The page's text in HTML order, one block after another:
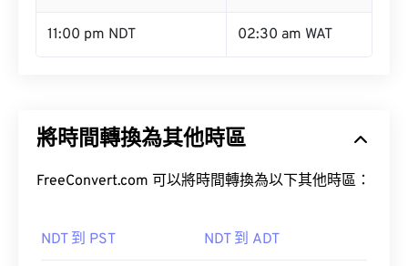
11:00 pm NDT 02:30 am WAT
將時間轉換為其他時區
FreeConvert.com 可以將時間轉換為以下其他時區：
NDT 到 PST NDT 到 ADT